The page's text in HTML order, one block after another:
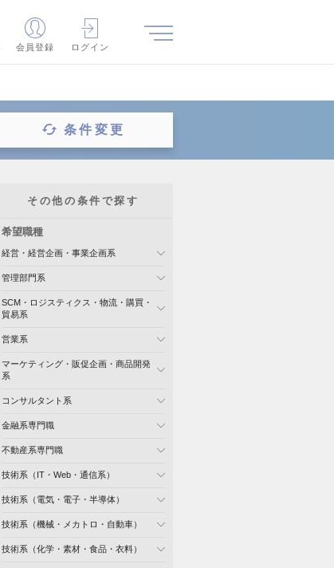
会員登録 ログイン
条件変更
その他の条件で探す
希望職種
経営・経営企画・事業企画系
管理部門系
SCM・ロジスティクス・物流・購買・
貿易系
営業系
マーケティング・販促企画・商品開発
系
コンサルタント系
金融系専門職
不動産系専門職
技術系（IT・Web・通信系）
技術系（電気・電子・半導体）
技術系（機械・メカトロ・自動車）
技術系（化学・素材・食品・衣料）